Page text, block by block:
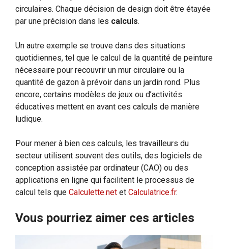
circulaires. Chaque décision de design doit être étayée
par une précision dans les calculs.
Un autre exemple se trouve dans des situations
quotidiennes, tel que le calcul de la quantité de peinture
nécessaire pour recouvrir un mur circulaire ou la
quantité de gazon à prévoir dans un jardin rond. Plus
encore, certains modèles de jeux ou d’activités
éducatives mettent en avant ces calculs de manière
ludique.
Pour mener à bien ces calculs, les travailleurs du
secteur utilisent souvent des outils, des logiciels de
conception assistée par ordinateur (CAO) ou des
applications en ligne qui facilitent le processus de
calcul tels que Calculette.net et Calculatrice.fr.
Vous pourriez aimer ces articles